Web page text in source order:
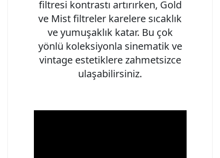
filtresi kontrastı artırırken, Gold
ve Mist filtreler karelere sıcaklık
ve yumuşaklık katar. Bu çok
yönlü koleksiyonla sinematik ve
vintage estetiklere zahmetsizce
ulaşabilirsiniz.